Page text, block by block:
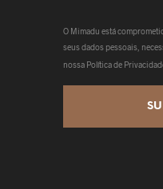
O Mimadu está
seus dados pessoais,
nossa Política de